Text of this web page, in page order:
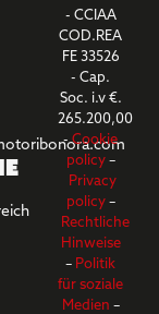
- CCIAA
COD.REA
FE 33526
- Cap.
Soc. i.v €.
265.200,00
-Cookie
policy–
Privacy
policy–
Rechtliche
Hinweise
– Politik
für soziale
Medien –